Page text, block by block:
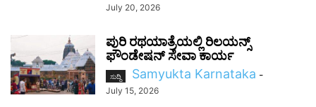
July 20, 2026
ಪುರಿ ರಥಯಾತ್ರೆಯಲ್ಲಿ ರಿಲಯನ್ಸ್
ಫೌಂಡೇಷನ್ ಸೇವಾ ಕಾರ್ಯ
ಸುದ್ದಿ Samyukta Karnataka -
July 15, 2026